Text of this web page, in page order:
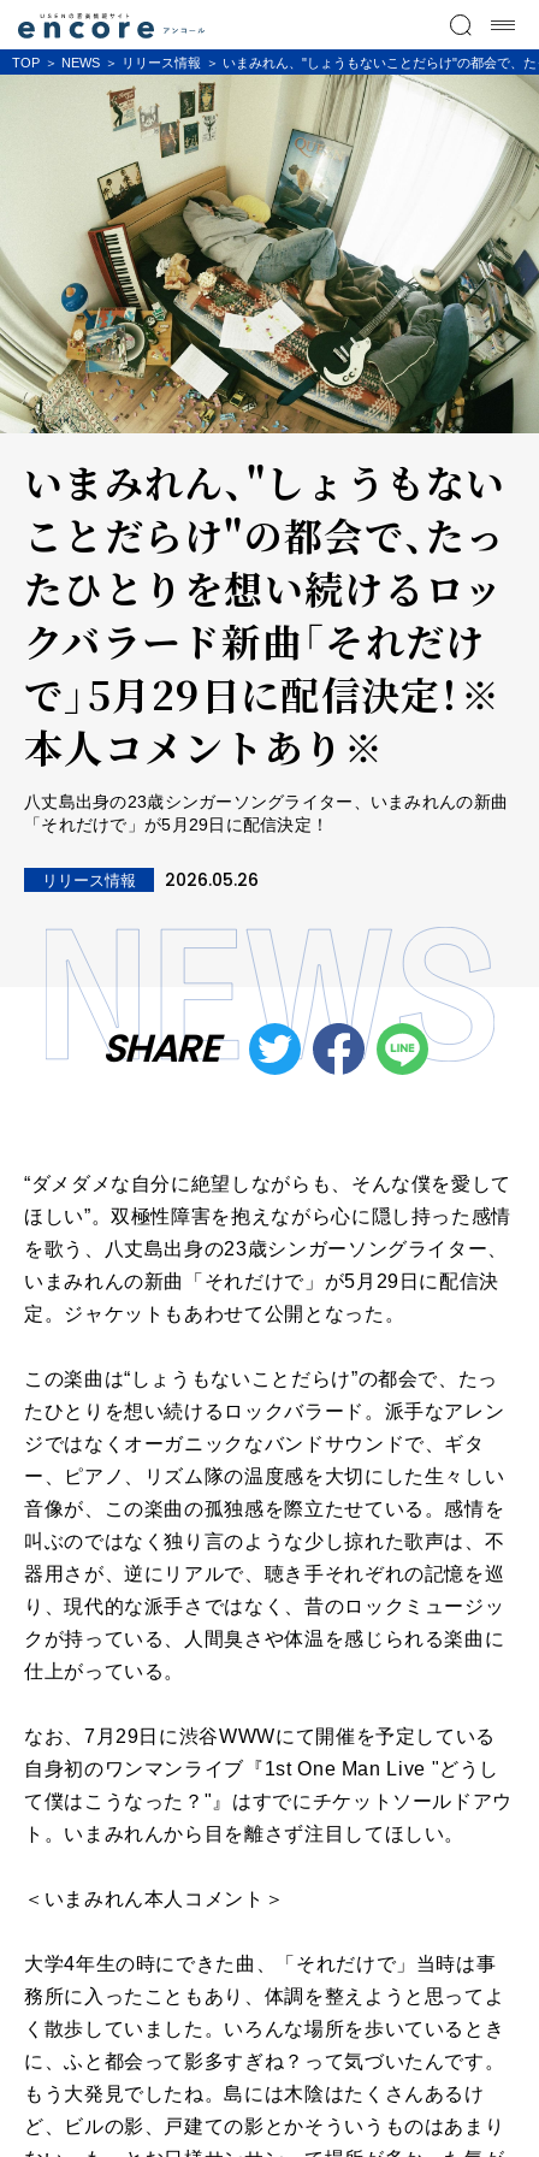
TOP NEWS リリース情報 いまみれん、"しょうもないことだらけ"の都会で、
いまみれん、"しょうもない
ことだらけ"の都会で、たっ
たひとりを想い続けるロッ
クバラード新曲「それだけ
で」5月29日に配信決定！※
本人コメントあり※
八丈島出身の23歳シンガーソングライター、いまみれんの新曲
「それだけで」が5月29日に配信決定！
リリース情報 2026.05.26
SHARE
“ダメダメな自分に絶望しながらも、そんな僕を愛して
ほしい”。双極性障害を抱えながら心に隠し持った感情
を歌う、八丈島出身の23歳シンガーソングライター、
いまみれんの新曲「それだけで」が5月29日に配信決
定。ジャケットもあわせて公開となった。
この楽曲は“しょうもないことだらけ”の都会で、たっ
たひとりを想い続けるロックバラード。派手なアレン
ジではなくオーガニックなバンドサウンドで、ギタ
ー、ピアノ、リズム隊の温度感を大切にした生々しい
音像が、この楽曲の孤独感を際立たせている。感情を
叫ぶのではなく独り言のような少し掠れた歌声は、不
器用さが、逆にリアルで、聴き手それぞれの記憶を巡
り、現代的な派手さではなく、昔のロックミュージッ
クが持っている、人間臭さや体温を感じられる楽曲に
仕上がっている。
なお、7月29日に渋谷WWWにて開催を予定している
自身初のワンマンライブ『1st One Man Live "どうし
て僕はこうなった？"』はすでにチケットソールドアウ
ト。いまみれんから目を離さず注目してほしい。
＜いまみれん本人コメント＞
大学4年生の時にできた曲、「それだけで」当時は事
務所に入ったこともあり、体調を整えようと思ってよ
く散歩していました。いろんな場所を歩いているとき
に、ふと都会って影多すぎね？って気づいたんです。
もう大発見でしたね。島には木陰はたくさんあるけ
ど、ビルの影、戸建ての影とかそういうものはあまり